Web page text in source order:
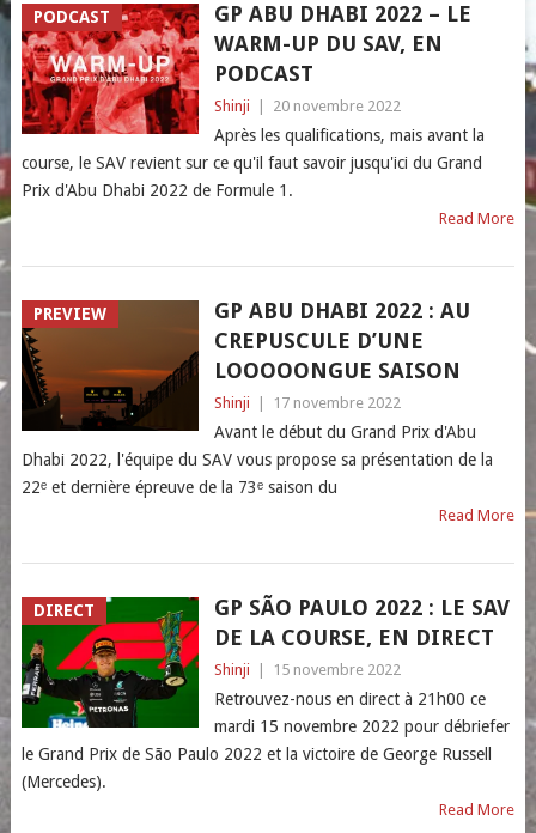
PODCAST
GP ABU DHABI 2022 – LE
WARM-UP DU SAV, EN
PODCAST
Shinji 20 novembre 2022
Après les qualifications, mais avant la
course, le SAV revient sur ce qu'il faut savoir jusqu'ici du Grand
Prix d'Abu Dhabi 2022 de Formule 1.
Read More
PREVIEW
GP ABU DHABI 2022 : AU
CREPUSCULE D’UNE
LOOOOONGUE SAISON
Shinji 17 novembre 2022
Avant le début du Grand Prix d'Abu
Dhabi 2022, l'équipe du SAV vous propose sa présentation de la
22ᵉ et dernière épreuve de la 73ᵉ saison du
Read More
DIRECT
GP SÃO PAULO 2022 : LE SAV
DE LA COURSE, EN DIRECT
Shinji 15 novembre 2022
Retrouvez-nous en direct à 21h00 ce
mardi 15 novembre 2022 pour débriefer
le Grand Prix de São Paulo 2022 et la victoire de George Russell
(Mercedes).
Read More